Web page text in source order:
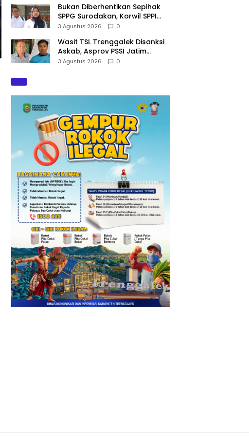
Bukan Diberhentikan Sepihak
SPPG Surodakan, Korwil SPPI
Trenggalek Ralat Pernyataan
3 Agustus 2026 0
Wasit TSL Trenggalek Disanksi
Askab, Asprov PSSI Jatim
Justru Terbitkan Surat Tugas di
3 Agustus 2026 0